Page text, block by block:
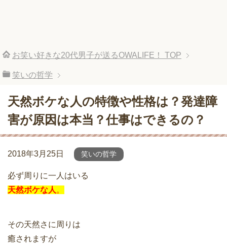
お笑い好きな20代男子が送るOWALIFE！ TOP
笑いの哲学
天然ボケな人の特徴や性格は？発達障
害が原因は本当？仕事はできるの？
2018年3月25日 笑いの哲学
必ず周りに一人はいる
天然ボケな人 。
その天然さに周りは
癒されますが